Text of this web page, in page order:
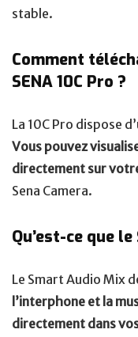
stable.
Comment
SENA 10C Pro ?
La 10C Pro dispose
Vous pouvez
directement sur
Sena Camera.
Qu’est-ce que
Le Smart Audio Mix
l’interphone et la
directement dans